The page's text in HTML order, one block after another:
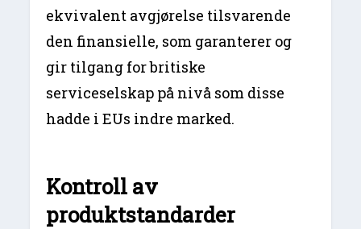
ekvivalent avgjørelse tilsvarende
den finansielle, som garanterer og
gir tilgang for britiske
serviceselskap på nivå som disse
hadde i EUs indre marked.
Kontroll av
produktstandarder